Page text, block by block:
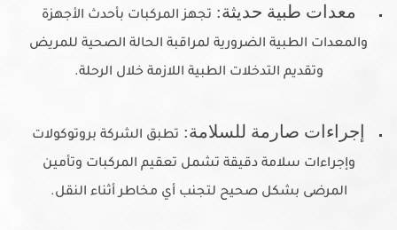
معدات طبية حديثة: تجهز المركبات بأحدث الأجهزة
والمعدات الطبية الضرورية لمراقبة الحالة الصحية للمريض
وتقديم التدخلات الطبية اللازمة خلال الرحلة.
إجراءات صارمة للسلامة: تطبق الشركة بروتوكولات
وإجراءات سلامة دقيقة تشمل تعقيم المركبات وتأمين
المرضى بشكل صحيح لتجنب أي مخاطر أثناء النقل.